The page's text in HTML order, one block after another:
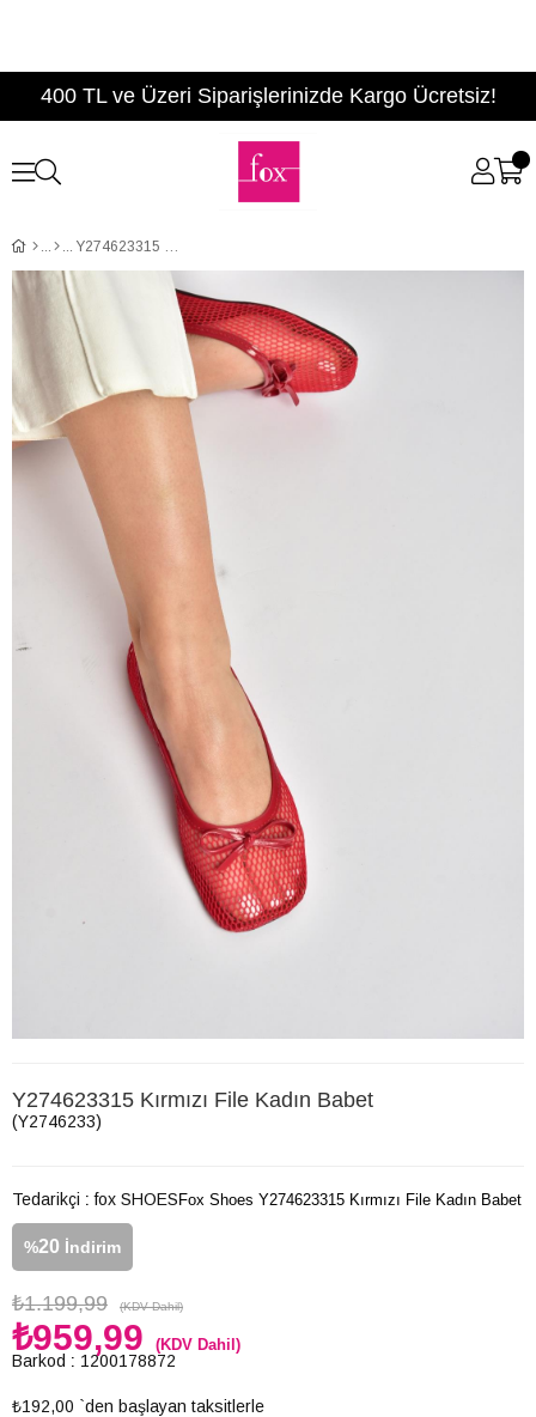
400 TL ve Üzeri Siparişlerinizde Kargo Ücretsiz!
Y274623315 Kırmızı File Kadın Babet
Y274623315 Kırmızı File Kadın Babet
(Y2746233)
Tedarikçi : fox SHOES
%20 İndirim
₺1.199,99 (KDV Dahil)
₺959,99 (KDV Dahil)
Barkod : 1200178872
₺192,00 `den başlayan taksitlerle
Fox Shoes Y274623315 Kırmızı File Kadın Babet